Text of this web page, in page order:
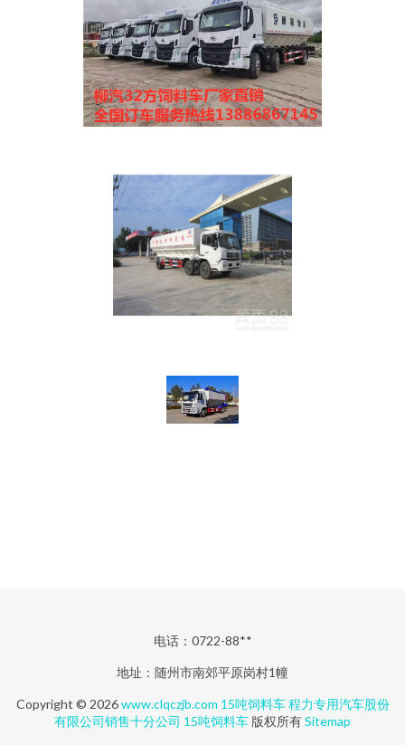
电话：0722-88**
地址：随州市南郊平原岗村1幢
Copyright © 2026www.clqczjb.com 15吨饲料车 程力专用汽车股份
有限公司销售十分公司 15吨饲料车 版权所有Sitemap